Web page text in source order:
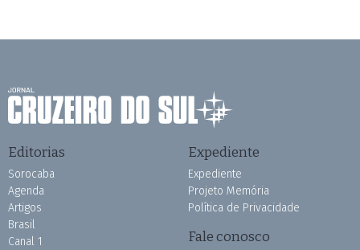
Editorias
Sorocaba
Agenda
Artigos
Brasil
Canal 1
Expediente
Expediente
Projeto Memória
Política de Privacidade
Fale conosco